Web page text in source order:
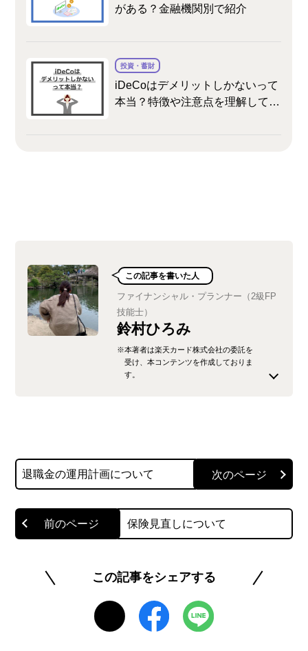
がある？金融機関別で紹介
投資・蓄財
iDeCoはデメリットしかないって
本当？特徴や注意点を理解して賢
この記事を書いた人
ファイナンシャル・プランナー（2級FP
技能士）
鈴村ひろみ
※本著者は楽天カード株式会社の委託を
受け、本コンテンツを作成しておりま
す。
深く寄り添える記事を執筆します。
このライターの記事一覧を見る
退職金の運用計画について
保険見直しについて
この記事をシェアする